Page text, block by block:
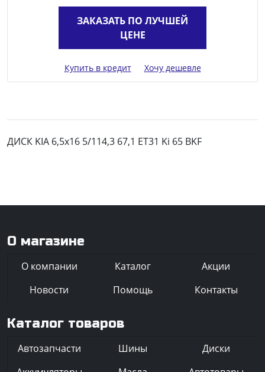
ЗАКАЗАТЬ ПО ЛУЧШЕЙ
ЦЕНЕ
Купить в кредит Хочу дешевле
ДИСК KIA 6,5x16 5/114,3 67,1 ET31 Ki 65 BKF
О магазине
О компании Каталог
Акции
Новости
Помощь Контакты
Каталог товаров
Автозапчасти Шины
Диски